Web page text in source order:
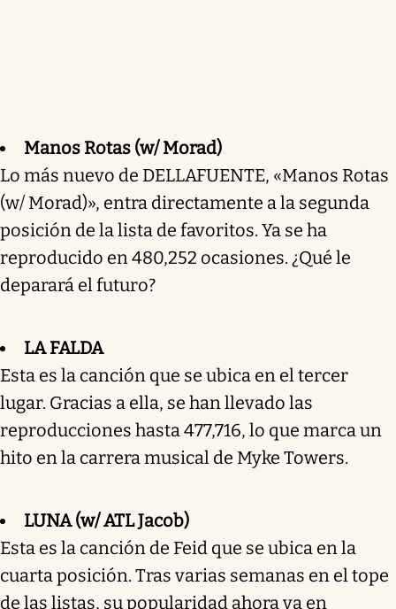
Manos Rotas (w/ Morad)
Lo más nuevo de DELLAFUENTE, «Manos Rotas
(w/ Morad)», entra directamente a la segunda
posición de la lista de favoritos. Ya se ha
reproducido en 480,252 ocasiones. ¿Qué le
deparará el futuro?
LA FALDA
Esta es la canción que se ubica en el tercer
lugar. Gracias a ella, se han llevado las
reproducciones hasta 477,716, lo que marca un
hito en la carrera musical de Myke Towers.
LUNA (w/ ATL Jacob)
Esta es la canción de Feid que se ubica en la
cuarta posición. Tras varias semanas en el tope
de las listas, su popularidad ahora va en